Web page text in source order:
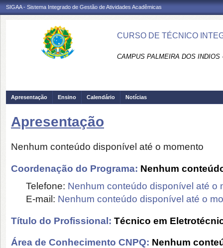
SIGAA - Sistema Integrado de Gestão de Atividades Acadêmicas
CURSO DE TÉCNICO
CAMPUS PALMEIRA DOS INDIOS
Apresentação Ensino Calendário Notícias
Apresentação
Nenhum conteúdo disponível até o momento
Coordenação do Programa: Nenhum
Telefone: Nenhum conteúdo disponível até o
E-mail: Nenhum conteúdo disponível até o
Título do Profissional: Técnico em
Área de Conhecimento CNPQ: Nenhum